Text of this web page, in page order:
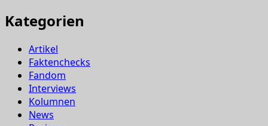
Kategorien
Artikel
Faktenchecks
Fandom
Interviews
Kolumnen
News